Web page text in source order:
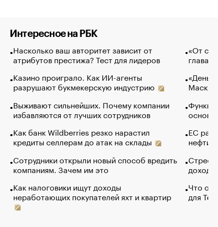
Интересное на РБК
Насколько ваш авторитет зависит от
атрибутов престижа? Тест для лидеров
Казино проиграло. Как ИИ-агенты
разрушают букмекерскую индустрию
Выживают сильнейших. Почему компании
избавляются от лучших сотрудников
Как банк Wildberries резко нарастил
кредиты селлерам до атак на склады
Сотрудники открыли новый способ вредить
компаниям. Зачем им это
Как налоговики ищут доходы
неработающих покупателей яхт и квартир
«От
глава
Маск в
основ
ЕС
нефти
Что
для